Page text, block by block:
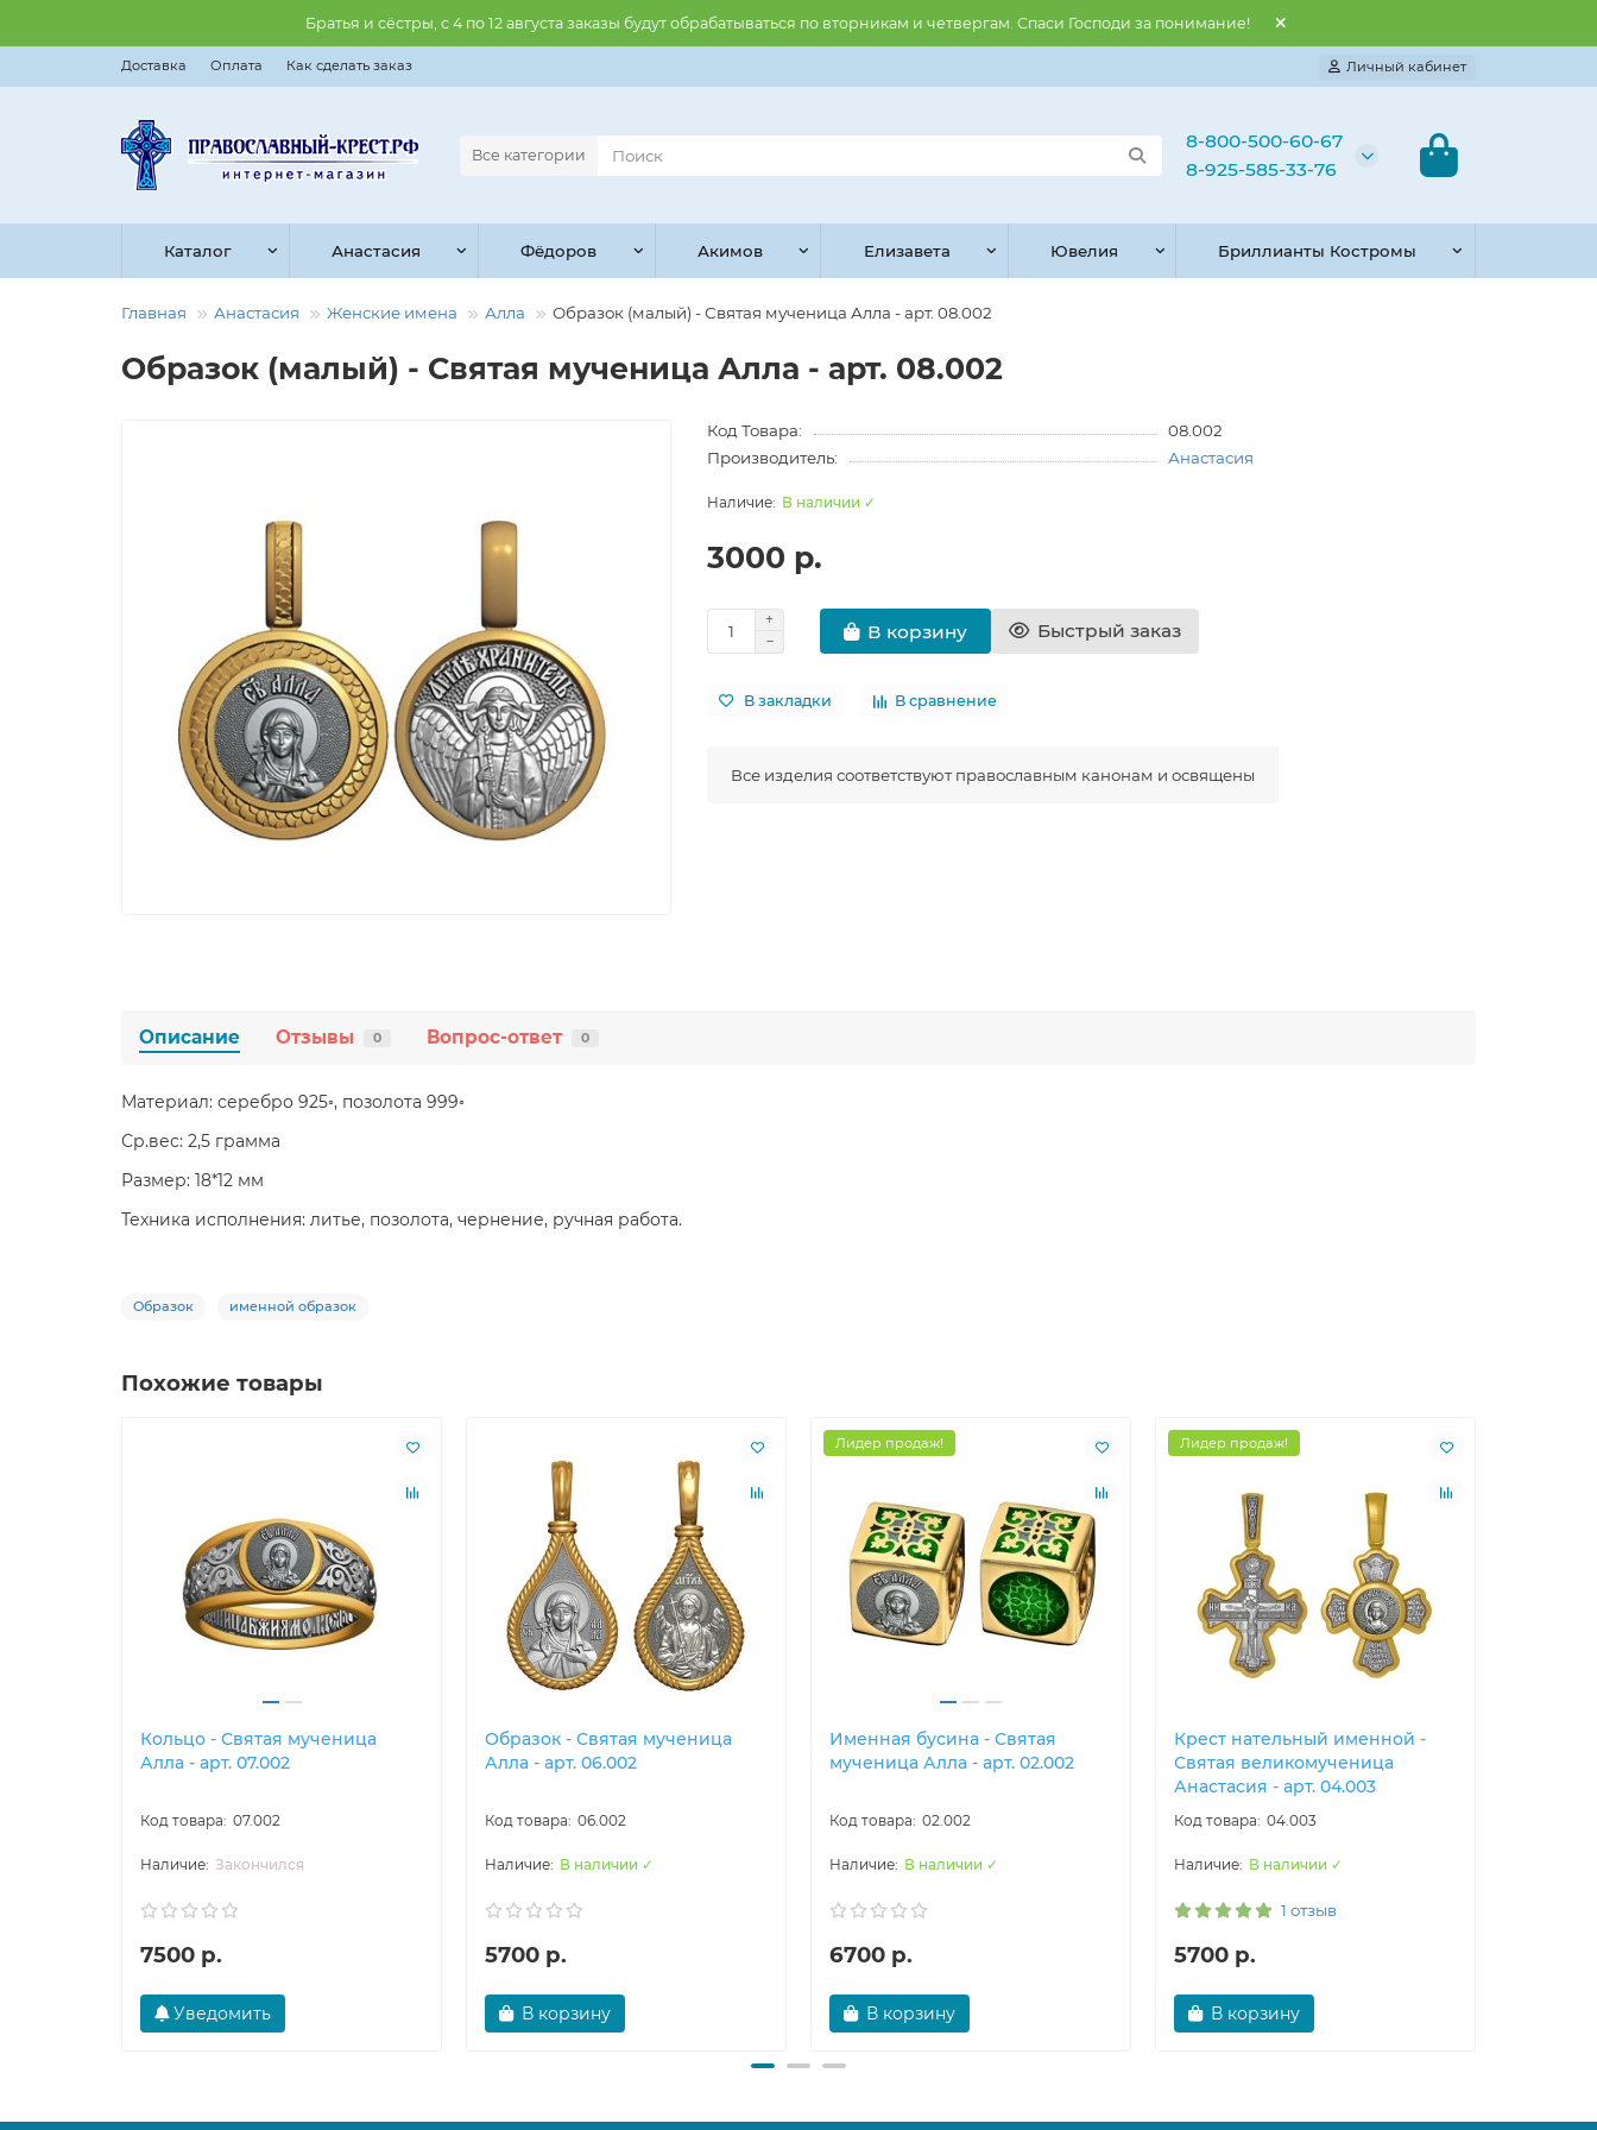
Братья и сёстры, с 4 по 12 августа заказы будут обрабатываться по вторникам и четвергам. Спаси Господи за понимание!
Доставка Оплата Как сделать заказ Личный кабинет
Все категории
8-800-500-60-67
8-925-585-33-76
Каталог Анастасия Фёдоров Акимов Елизавета Ювелия Бриллианты Костромы
Главная Анастасия Женские имена Алла Образок (малый) - Святая мученица Алла - арт. 08.002
Образок (малый) - Святая мученица Алла - арт. 08.002
Код Товара:
08.002
Производитель:
Анастасия
В наличии ✓
3000 р.
В корзину Быстрый заказ
В закладки В сравнение
Все изделия соответствуют православным канонам и освящены
Описание Отзывы 0 Вопрос-ответ 0
Материал: серебро 925◦, позолота 999◦
Ср.вес: 2,5 грамма
Размер: 18*12 мм
Техника исполнения: литье, позолота, чернение, ручная работа.
Образок именной образок
Похожие товары
Кольцо - Святая мученица
Алла - арт. 07.002
07.002
Закончился
7500 р.
Уведомить
Образок - Святая мученица
Алла - арт. 06.002
06.002
В наличии ✓
5700 р.
В корзину
Лидер продаж!
Именная бусина - Святая
мученица Алла - арт. 02.002
02.002
В наличии ✓
6700 р.
В корзину
Лидер продаж!
Крест нательный именной -
Святая великомученица
Анастасия - арт. 04.003
04.003
В наличии ✓
1 отзыв
5700 р.
В корзину